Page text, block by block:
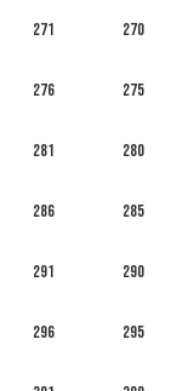
270
271
275
276
280
281
285
286
290
291
295
296